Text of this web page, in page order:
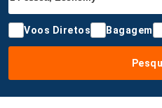
Voos Diretos Bagagem